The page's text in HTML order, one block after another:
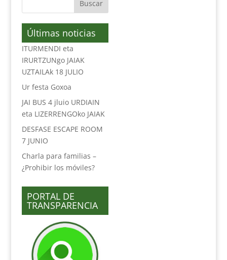
Últimas noticias
ITURMENDI eta
IRURTZUNgo JAIAK
UZTAILAk 18 JULIO
Ur festa Goxoa
JAI BUS 4 jluio URDIAIN
eta LIZERRENGOko JAIAK
DESFASE ESCAPE ROOM
7 JUNIO
Charla para familias –
¿Prohibir los móviles?
PORTAL DE
TRANSPARENCIA